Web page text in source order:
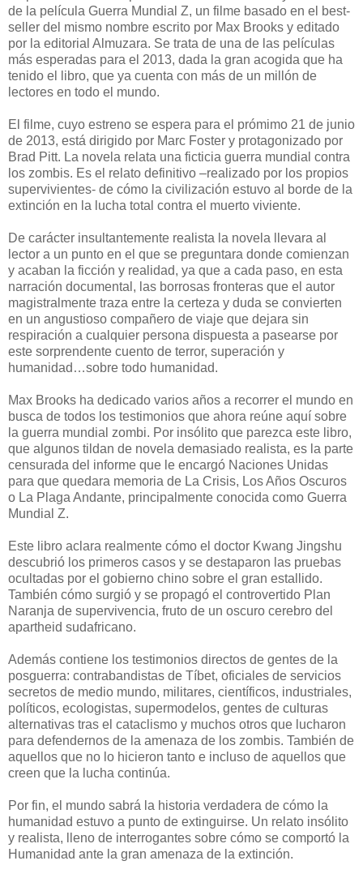
de la película Guerra Mundial Z, un filme basado en el best-
seller del mismo nombre escrito por Max Brooks y editado
por la editorial Almuzara. Se trata de una de las películas
más esperadas para el 2013, dada la gran acogida que ha
tenido el libro, que ya cuenta con más de un millón de
lectores en todo el mundo.
El filme, cuyo estreno se espera para el prómimo 21 de junio
de 2013, está dirigido por Marc Foster y protagonizado por
Brad Pitt. La novela relata una ficticia guerra mundial contra
los zombis. Es el relato definitivo –realizado por los propios
supervivientes- de cómo la civilización estuvo al borde de la
extinción en la lucha total contra el muerto viviente.
De carácter insultantemente realista la novela llevara al
lector a un punto en el que se preguntara donde comienzan
y acaban la ficción y realidad, ya que a cada paso, en esta
narración documental, las borrosas fronteras que el autor
magistralmente traza entre la certeza y duda se convierten
en un angustioso compañero de viaje que dejara sin
respiración a cualquier persona dispuesta a pasearse por
este sorprendente cuento de terror, superación y
humanidad…sobre todo humanidad.
Max Brooks ha dedicado varios años a recorrer el mundo en
busca de todos los testimonios que ahora reúne aquí sobre
la guerra mundial zombi. Por insólito que parezca este libro,
que algunos tildan de novela demasiado realista, es la parte
censurada del informe que le encargó Naciones Unidas
para que quedara memoria de La Crisis, Los Años Oscuros
o La Plaga Andante, principalmente conocida como Guerra
Mundial Z.
Este libro aclara realmente cómo el doctor Kwang Jingshu
descubrió los primeros casos y se destaparon las pruebas
ocultadas por el gobierno chino sobre el gran estallido.
También cómo surgió y se propagó el controvertido Plan
Naranja de supervivencia, fruto de un oscuro cerebro del
apartheid sudafricano.
Además contiene los testimonios directos de gentes de la
posguerra: contrabandistas de Tíbet, oficiales de servicios
secretos de medio mundo, militares, científicos, industriales,
políticos, ecologistas, supermodelos, gentes de culturas
alternativas tras el cataclismo y muchos otros que lucharon
para defendernos de la amenaza de los zombis. También de
aquellos que no lo hicieron tanto e incluso de aquellos que
creen que la lucha continúa.
Por fin, el mundo sabrá la historia verdadera de cómo la
humanidad estuvo a punto de extinguirse. Un relato insólito
y realista, lleno de interrogantes sobre cómo se comportó la
Humanidad ante la gran amenaza de la extinción.